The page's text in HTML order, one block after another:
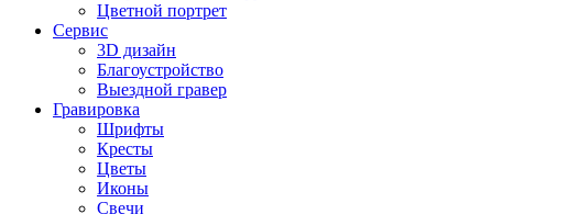
Цветной портрет
Сервис
3D дизайн
Благоустройство
Выездной гравер
Гравировка
Шрифты
Кресты
Цветы
Иконы
Свечи